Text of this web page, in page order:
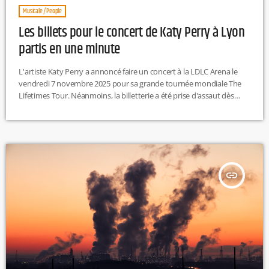
Musicale / People
Les billets pour le concert de Katy Perry à Lyon
partis en une minute
L'artiste Katy Perry a annoncé faire un concert à la LDLC Arena le
vendredi 7 novembre 2025 pour sa grande tournée mondiale The
Lifetimes Tour. Néanmoins, la billetterie a été prise d'assaut dès
dès 10h sur la plateforme Ticketmaster et sont partis en quelques
sociaux. Katy Perry passera, […]
insert_link